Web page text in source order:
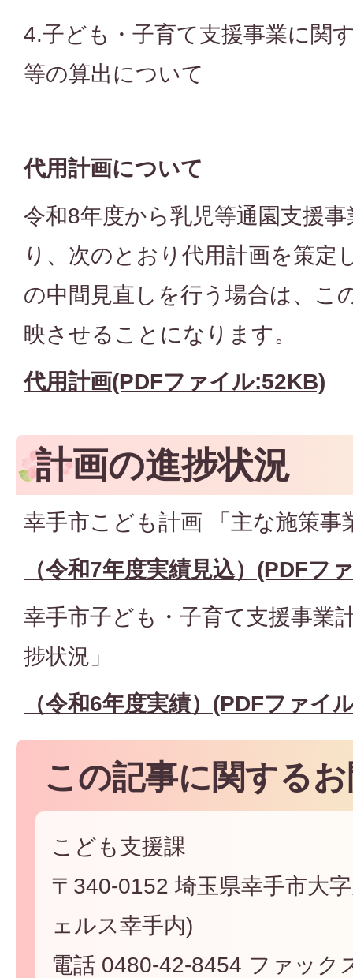
4.子ども・子育て支援事業に関
等の算出について
代用計画について
令和8年度から乳児等通園支援
り、次のとおり代用計画を策定
の中間見直しを行う場合は、こ
映させることになります。
代用計画(PDFファイル:52KB)
計画の進捗状況
幸手市こども計画 「主な施策事
（令和7年度実績見込）(PDFフ
幸手市子ども・子育て支援事業
捗状況」
（令和6年度実績）(PDFファイ
この記事に関する
こども支援課
〒340-0152 埼玉県幸手市大
ェルス幸手内)
電話 0480-42-8454 ファック